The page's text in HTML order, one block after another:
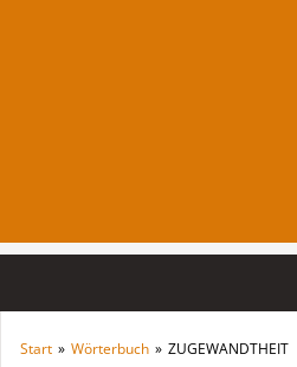
Start » Wörterbuch » ZUGEWANDTHEIT